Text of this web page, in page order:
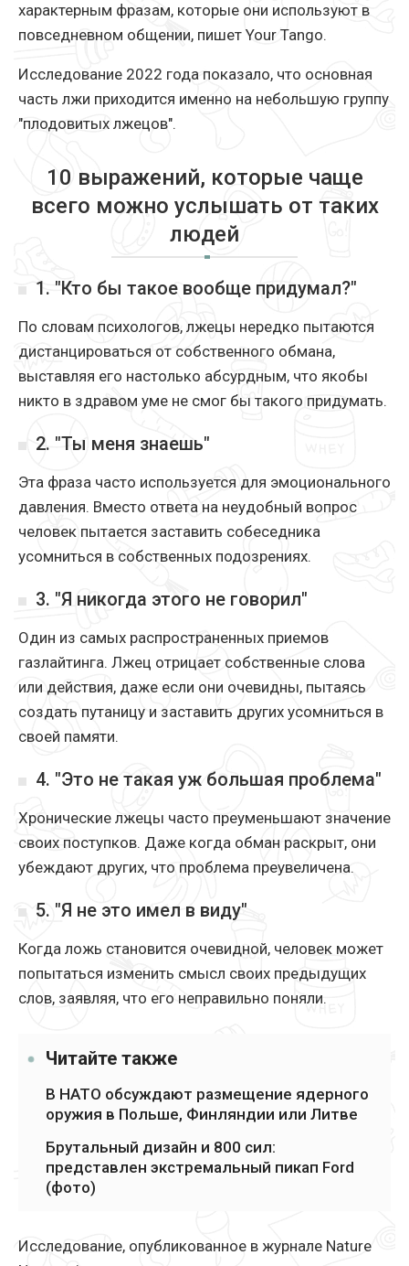
характерным фразам, которые они используют в
повседневном общении, пишет Your Tango.
Исследование 2022 года показало, что основная
часть лжи приходится именно на небольшую группу
"плодовитых лжецов".
10 выражений, которые чаще
всего можно услышать от таких
людей
1. "Кто бы такое вообще придумал?"
По словам психологов, лжецы нередко пытаются
дистанцироваться от собственного обмана,
выставляя его настолько абсурдным, что якобы
никто в здравом уме не смог бы такого придумать.
2. "Ты меня знаешь"
Эта фраза часто используется для эмоционального
давления. Вместо ответа на неудобный вопрос
человек пытается заставить собеседника
усомниться в собственных подозрениях.
3. "Я никогда этого не говорил"
Один из самых распространенных приемов
газлайтинга. Лжец отрицает собственные слова
или действия, даже если они очевидны, пытаясь
создать путаницу и заставить других усомниться в
своей памяти.
4. "Это не такая уж большая проблема"
Хронические лжецы часто преуменьшают значение
своих поступков. Даже когда обман раскрыт, они
убеждают других, что проблема преувеличена.
5. "Я не это имел в виду"
Когда ложь становится очевидной, человек может
попытаться изменить смысл своих предыдущих
слов, заявляя, что его неправильно поняли.
Читайте также
В НАТО обсуждают размещение ядерного
оружия в Польше, Финляндии или Литве
Брутальный дизайн и 800 сил:
представлен экстремальный пикап Ford
(фото)
Исследование, опубликованное в журнале Nature